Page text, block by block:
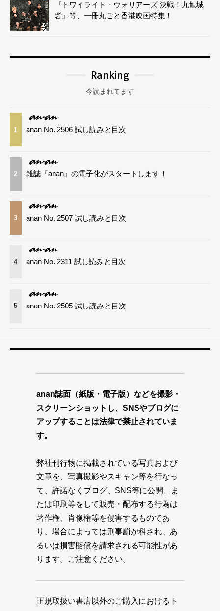
『トワイライト・ウォリアーズ 決戦！九龍城
砦』等、一冊丸ごと香港映画特集！
Ranking
今読まれてます
1 anan No. 2506 試し読みと目次
2 雑誌『anan』の電子化がスタートします！
3 anan No. 2507 試し読みと目次
4 anan No. 2311 試し読みと目次
5 anan No. 2505 試し読みと目次
anan誌面（紙版・電子版）などを撮影・
スクリーンショットし、SNSやブログに
アップすることは法律で禁止されていま
す。
弊社刊行物に掲載されている写真および
文章を、写真撮影やスキャン等を行なっ
て、許諾なくブログ、SNS等に公開、ま
たは印刷等をして販売・配布する行為は
著作権、肖像権等を侵害するものであ
り、場合によっては刑事罰が科され、あ
るいは損害賠償を請求される可能性があ
ります。ご注意ください。
正規取扱い書店以外のご購入におけるト